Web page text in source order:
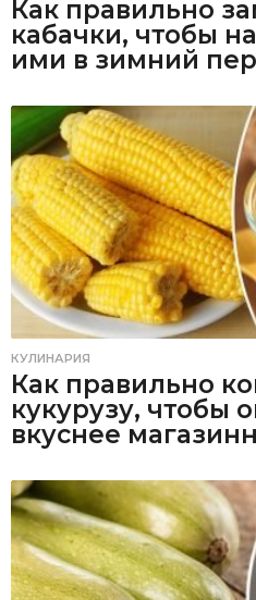
Как правильно
кабачки, чтобы
ими в зимний
КУЛИНАРИЯ
Как правильно
кукурузу, чтобы
вкуснее